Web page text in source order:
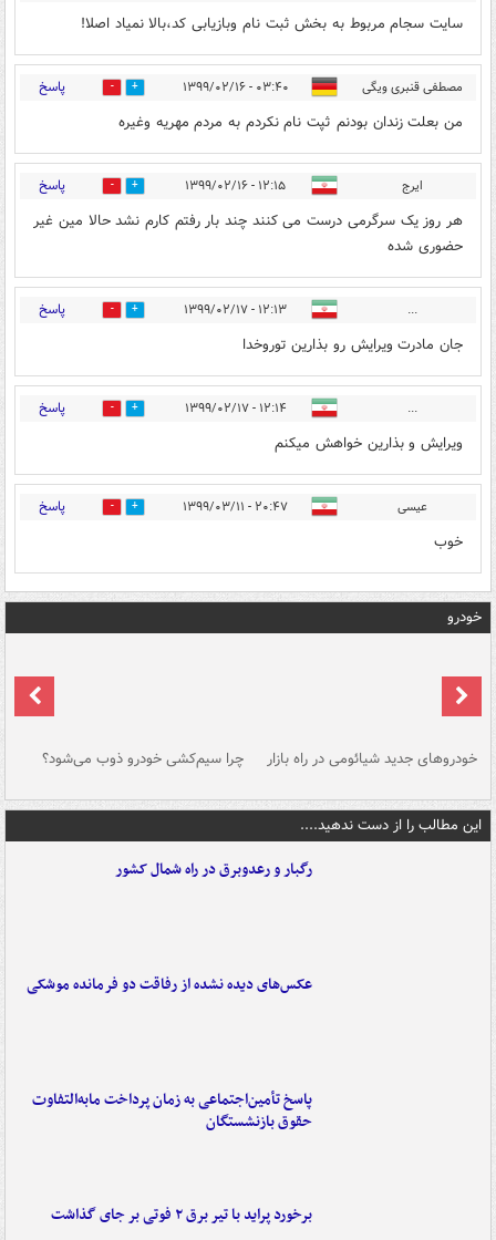
سایت سجام مربوط به بخش ثبت نام وبازیابی کد،بالا نمیاد اصلا!
مصطفی قنبری ویگی ۰۳:۴۰ - ۱۳۹۹/۰۲/۱۶ 0 پاسخ
من بعلت زندان بودنم ثپت نام نکردم به مردم مهریه وغیره
ایرج ۱۲:۱۵ - ۱۳۹۹/۰۲/۱۶ 0 پاسخ
هر روز یک سرگرمی درست می کنند چند بار رفتم کارم نشد حالا مین غیر
حضوری شده
... ۱۲:۱۳ - ۱۳۹۹/۰۲/۱۷ 0 پاسخ
جان مادرت ویرایش رو بذارین توروخدا
... ۱۲:۱۴ - ۱۳۹۹/۰۲/۱۷ 0 پاسخ
ویرایش و بذارین خواهش میکنم
عیسی ۲۰:۴۷ - ۱۳۹۹/۰۳/۱۱ 0 پاسخ
خوب
خودرو
خودروهای جدید شیائومی در راه بازار چرا سیم‌کشی خودرو ذوب می‌شود؟
این مطالب را از دست ندهید....
رگبار و رعدوبرق در راه شمال کشور
عکس‌های دیده نشده از رفاقت دو فرمانده‌ موشکی
پاسخ تأمین‌اجتماعی به زمان پرداخت مابه‌التفاوت
حقوق بازنشستگان
برخورد پراید با تیر برق ۲ فوتی بر جای گذاشت